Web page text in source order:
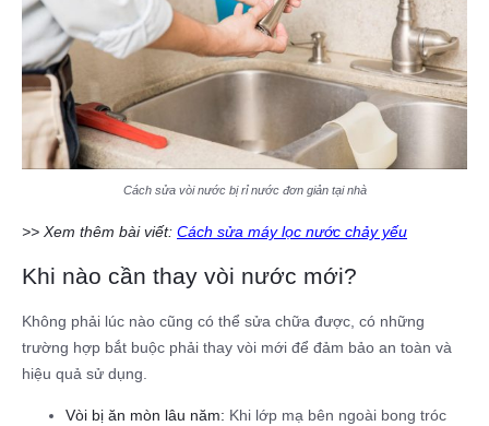
Cách sửa vòi nước bị rỉ nước đơn giản tại nhà
>> Xem thêm bài viết: Cách sửa máy lọc nước chảy yếu
Khi nào cần thay vòi nước mới?
Không phải lúc nào cũng có thể sửa chữa được, có những
trường hợp bắt buộc phải thay vòi mới để đảm bảo an toàn và
hiệu quả sử dụng.
Vòi bị ăn mòn lâu năm: Khi lớp mạ bên ngoài bong tróc